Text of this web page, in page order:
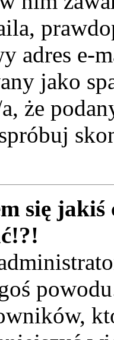
adres e-
jako
że
się jakiś